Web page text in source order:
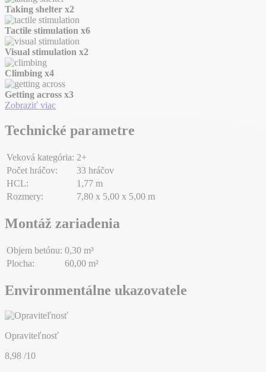
Taking shelter x2
Tactile stimulation x6
Visual stimulation x2
Climbing x4
Getting across x3
Zobraziť viac
Technické parametre
Veková kategória: 2+
Počet hráčov:
33 hráčov
HCL:
1,77 m
Rozmery:
7,80 x 5,00 x 5,00 m
Montáž zariadenia
Objem betónu: 0,30 m³
Plocha:
60,00 m²
Environmentálne ukazovatele
Opraviteľnosť
8,98 /10